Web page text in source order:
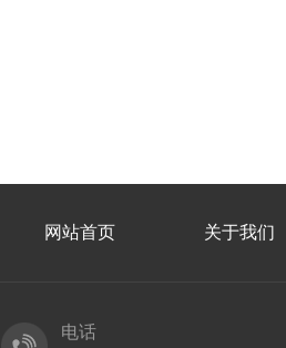
网站首页 关于我们
电话